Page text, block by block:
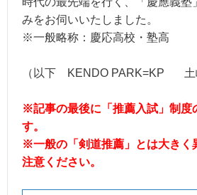
みをお伺いいたしました。
※一般略称：慶応高校・塾高
（以下 KENDO PARK=KP 土
※記事の最後に「推薦入試」制度
す。
※一般の「剣道推薦」とは大きく
注意ください。